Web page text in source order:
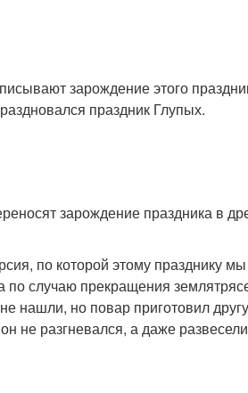
зарождение этого
праздник Глупых.
зарождение праздника в
по которой этому празднику
по случаю прекращения
нашли, но повар приготовил
не разгневался, а даже